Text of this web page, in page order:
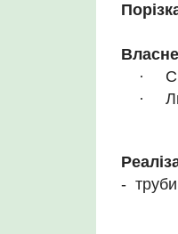
·
·
- труби